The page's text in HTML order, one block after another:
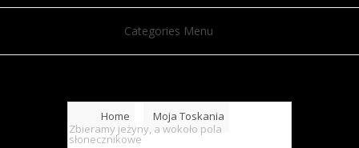
Categories Menu
Home
Moja Toskania
Zbieramy jeżyny, a wokoło pola
słonecznikowe